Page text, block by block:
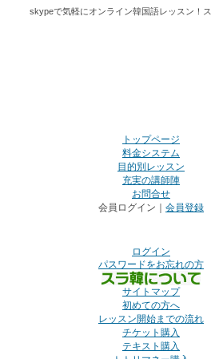
skypeで気軽にオンライン韓国語レッスン！
トップページ
料金システム
目的別レッスン
充実の講師陣
お問合せ
会員ログイン｜ 会員登録
ログイン
パスワードをお忘れの方
サイトマップ
初めての方へ
レッスン開始までの流れ
チケット購入
テキスト購入